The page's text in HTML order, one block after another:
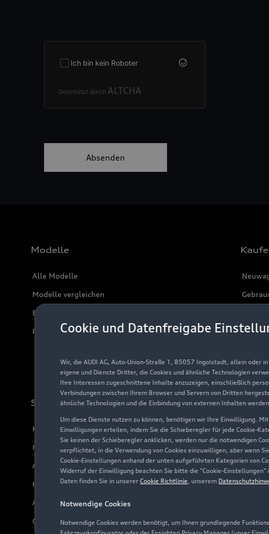
Cookie und Datenfreigabe
Wir, die AUDI AG, Auto-Union-Straße 1, 85057 Ingolstadt, allein oder
eigene und Dienste Dritter, die Cookies und ähnliche Technologien
Ihre Interessen zugeschnittene Inhalte anzuzeigen, einschließlich
Verbindungen zwischen Ihrem Browser und Servern von Dritten
ähnliche Technologien und die Einbindung von externen Inhalten
Um diese Dienste nutzen zu können, benötigen wir Ihre Einwilligung.
Einwilligungen erteilen, indem Sie die Schieberegler für jede Cookie-
Sie keinen der Schieberegler anklicken, werden nur die notwendigen
verpflichtet, in die Verwendung von Cookies einzuwilligen, aber wenn
Cookie-Einstellungen anhand der unten aufgeführten Kategorien von
Widerruf der Einwilligung beachten Sie bitte die "Cookie-
Daten finden Sie in unsererCookie Richtlinie, unserem
Notwendige Cookies
Notwendige Cookies werden benötigt, um Ihnen grundlegende
Modelle
Alle Modelle
Modelle vergleichen
Elektromodelle
Plug-in-Hybride
Support
Kundenservice
Händlersuche
Audi Code
Häufige Fragen (FAQ)
Audi Online Beratung
Online-Terminvereinbarung
Über
Karriere
Presse
Audi